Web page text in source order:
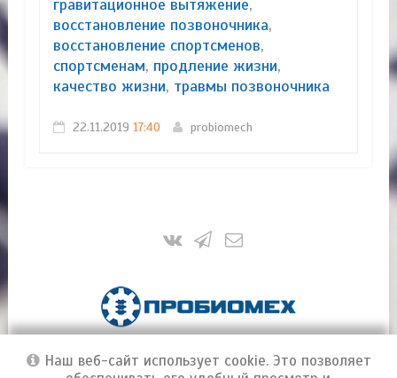
гравитационное вытяжение,
восстановление позвоночника,
восстановление спортсменов,
спортсменам, продление жизни,
качество жизни, травмы позвоночника
22.11.2019 17:40 probiomech
методы лечения позвоночника© 2016-2026
Наш веб-сайт использует cookie. Это позволяет